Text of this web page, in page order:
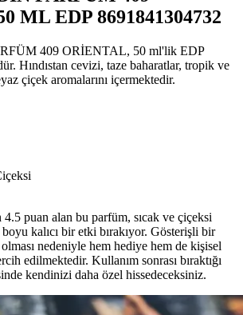
ML EDP 8691841304732
409 ORİENTAL, 50 ml'lik EDP
Hındıstan cevizi, taze baharatlar, tropik ve
çiçek aromalarını içermektedir.
4.5 puan alan bu parfüm, sıcak ve çiçeksi
kalıcı bir etki bırakıyor. Gösterişli bir
nedeniyle hem hediye hem de kişisel
edilmektedir. Kullanım sonrası bıraktığı
kendinizi daha özel hissedeceksiniz.